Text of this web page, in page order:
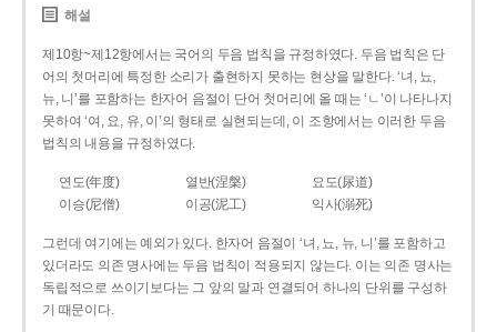
해설
제10항~제12항에서는 국어의 두음 법칙을 규정하였다. 두음 법칙은 단
어의 첫머리에 특정한 소리가 출현하지 못하는 현상을 말한다. ‘녀, 뇨,
뉴, 니’를 포함하는 한자어 음절이 단어 첫머리에 올 때는 ‘ㄴ’이 나타나지
못하여 ‘여, 요, 유, 이’의 형태로 실현되는데, 이 조항에서는 이러한 두음
법칙의 내용을 규정하였다.
연도(年度) 열반(涅槃)
요도(尿道)
이승(尼僧)
이공(泥工) 익사(溺死)
그런데 여기에는 예외가 있다. 한자어 음절이 ‘녀, 뇨, 뉴, 니’를 포함하고
있더라도 의존 명사에는 두음 법칙이 적용되지 않는다. 이는 의존 명사는
독립적으로 쓰이기보다는 그 앞의 말과 연결되어 하나의 단위를 구성하
기 때문이다.